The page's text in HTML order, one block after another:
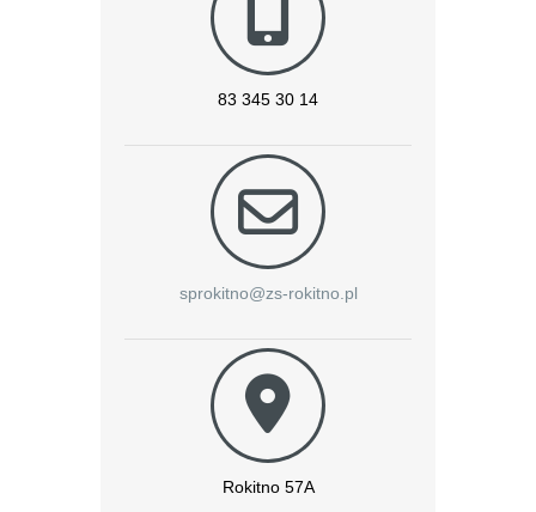
83 345 30 14
sprokitno@zs-rokitno.pl
Rokitno 57A